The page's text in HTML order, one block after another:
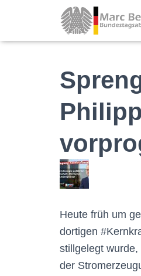
Heute früh um
dortigen
stillgelegt
der